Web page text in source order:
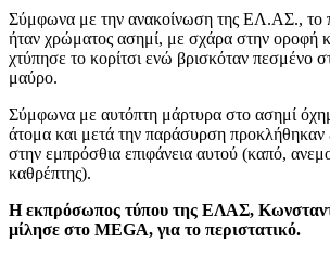
Σύμφωνα με την ανακοίνωση της ΕΛ.ΑΣ., το
ήταν χρώματος ασημί, με σχάρα στην οροφή
χτύπησε το κορίτσι ενώ βρισκόταν πεσμένο
μαύρο.
Σύμφωνα με αυτόπτη μάρτυρα στο ασημί
άτομα και μετά την παράσυρση προκλήθηκαν
στην εμπρόσθια επιφάνεια αυτού (καπό,
καθρέπτης).
Η εκπρόσωπος τύπου της ΕΛΑΣ,
μίλησε στο MEGA, για το περιστατικό.